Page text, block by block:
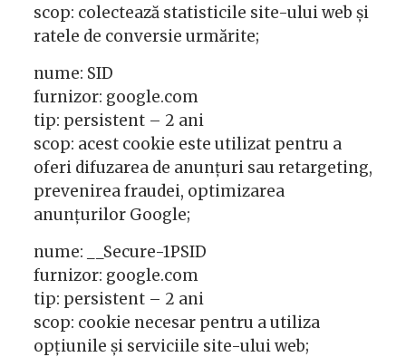
scop: colectează statisticile site-ului web și
ratele de conversie urmărite;
nume: SID
furnizor: google.com
tip: persistent – 2 ani
scop: acest cookie este utilizat pentru a
oferi difuzarea de anunțuri sau retargeting,
prevenirea fraudei, optimizarea
anunțurilor Google;
nume: __Secure-1PSID
furnizor: google.com
tip: persistent – 2 ani
scop: cookie necesar pentru a utiliza
opțiunile și serviciile site-ului web;